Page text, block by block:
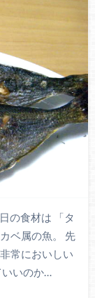
の食材は 「タ
ベ属の魚。 先
常においしい
いいのか…